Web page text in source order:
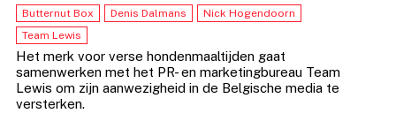
Butternut Box
Denis Dalmans
Nick Hogendoorn
Team Lewis
Het merk voor verse hondenmaaltijden gaat
samenwerken met het PR- en marketingbureau Team
Lewis om zijn aanwezigheid in de Belgische media te
versterken.